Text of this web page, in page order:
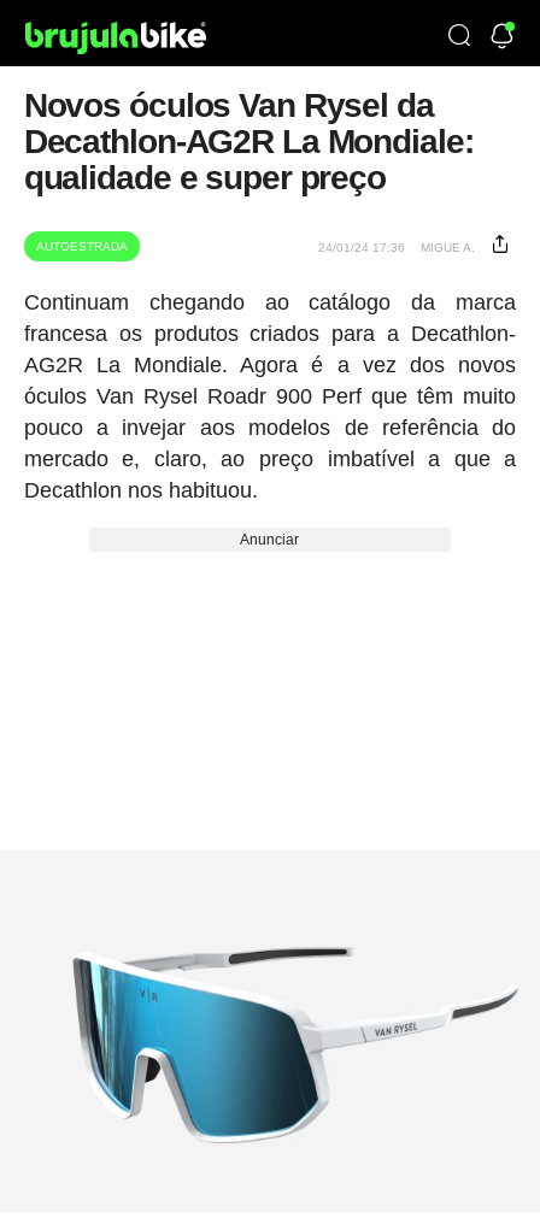
Novos óculos Van Rysel da
Decathlon-AG2R La Mondiale:
qualidade e super preço
AUTOESTRADA 24/01/24 17:36 MIGUE A.
Continuam chegando ao catálogo da marca
francesa os produtos criados para a Decathlon-
AG2R La Mondiale. Agora é a vez dos novos
óculos Van Rysel Roadr 900 Perf que têm muito
pouco a invejar aos modelos de referência do
mercado e, claro, ao preço imbatível a que a
Decathlon nos habituou.
Anunciar